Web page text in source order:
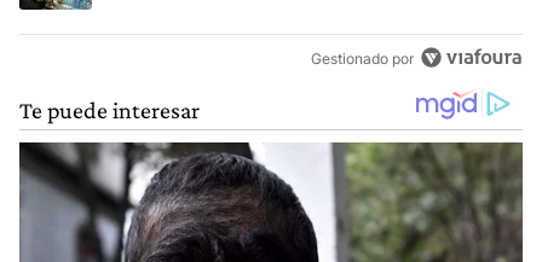
Gestionado por